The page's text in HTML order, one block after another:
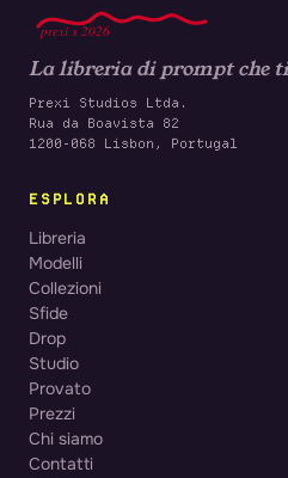
prexi x 2026
La libreria di prompt che
Prexi Studios Ltda.
Rua da Boavista 82
1200-068 Lisbon, Portugal
ESPLORA
Libreria
Modelli
Collezioni
Sfide
Drop
Studio
Provato
Prezzi
Chi siamo
Contatti